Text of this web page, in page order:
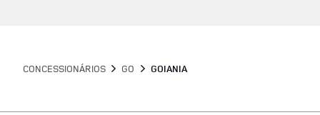
CONCESSIONÁRIOS GO GOIANIA